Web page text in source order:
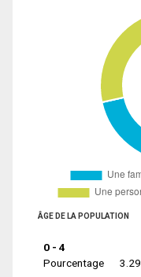
ÂGE DE LA POPULATION
0 - 4
Pourcentage
3.29